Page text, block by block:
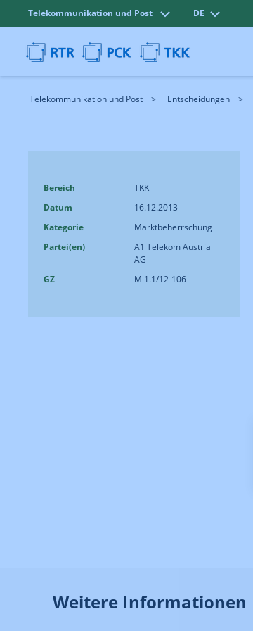
Telekommunikation und Post DE
Telekommunikation und Post Entscheidungen
Bereich
TKK
Datum
16.12.2013
Kategorie
Marktbeherrschung
Partei(en)
A1 Telekom Austria
AG
GZ
M 1.1/12-106
Weitere Informationen